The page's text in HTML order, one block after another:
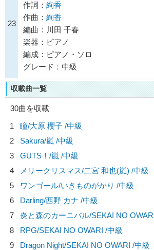
23
作詞： 絢香
作曲： 絢香
編曲：川田 千春
楽器：ピアノ
編成：ピアノ・ソロ
グレード：中級
収載曲一覧
30曲を収載
1
瞳/大原 櫻子 /中級
2
Sakura/嵐 /中級
3
GUTS！/嵐 /中級
4
メリークリスマス/二宮 和也(嵐) /中級
5
ワンゴール/いきものがかり /中級
6
Darling/西野 カナ /中級
7
炎と森のカーニバル/SEKAI NO
8
RPG/SEKAI NO OWARI /中級
9
Dragon Night/SEKAI NO OWARI /中級